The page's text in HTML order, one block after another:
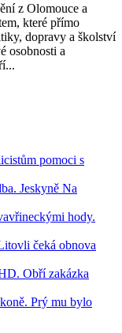
z Olomouce a
které přímo
dopravy a školství
osobnosti a
pomoci s
Jeskyně Na
hody.
čeká obnova
Obří zakázka
Prý mu bylo